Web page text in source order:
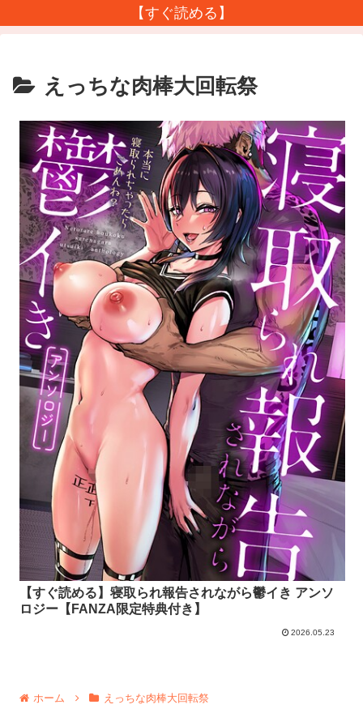
【すぐ読める】
えっちな肉棒大回転祭
【すぐ読める】寝取られ報告されながら鬱イき アンソ
ロジー【FANZA限定特典付き】
2026.05.23
ホーム えっちな肉棒大回転祭